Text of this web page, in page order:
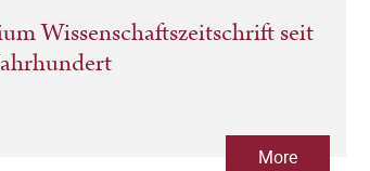
Wissenschaftszeitschrift seit
More